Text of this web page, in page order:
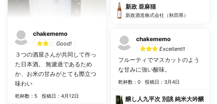
chakememo
Good!
３つの酒屋さんが共同して作っ
た日本酒。 無濾過であるため
か、お米の甘みがとても際立つ
味わい
乾杯数：5 投稿日：4月12日
新政 亜麻猫
新政酒造株式会社（秋田県）
chakememo
Excellent!!
フルーティでマスカットのよう
な甘みに強い酸味。
乾杯数：0 投稿日：3月4日
醸し人九平次 別誂 純米大吟醸